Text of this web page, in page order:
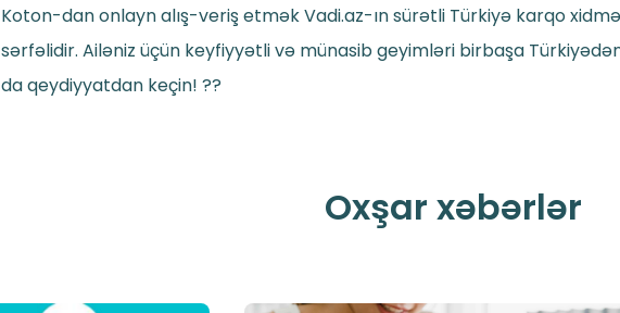
Koton-dan onlayn alış-veriş etmək Vadi.az-ın sürətli Türkiyə karqo
sərfəlidir. Ailəniz üçün keyfiyyətli və münasib geyimləri birbaşa
da qeydiyyatdan keçin! ??
Oxşar xəbərlər